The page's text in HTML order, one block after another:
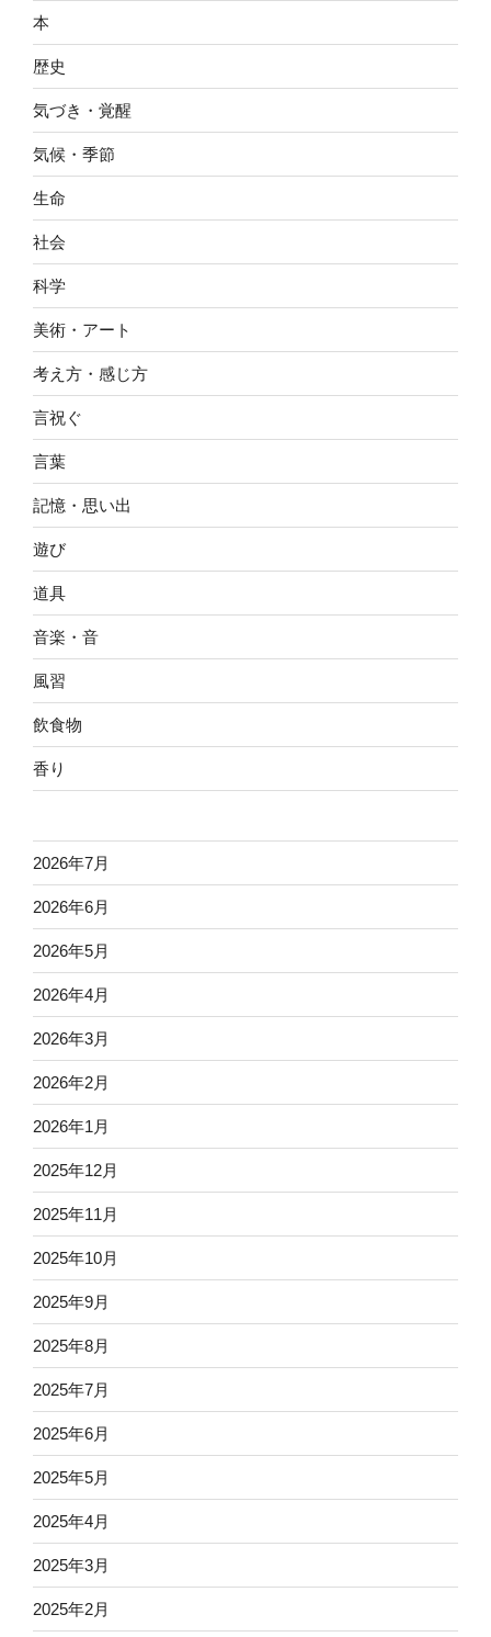
本
歴史
気づき・覚醒
気候・季節
生命
社会
科学
美術・アート
考え方・感じ方
言祝ぐ
言葉
記憶・思い出
遊び
道具
音楽・音
風習
飲食物
香り
2026年7月
2026年6月
2026年5月
2026年4月
2026年3月
2026年2月
2026年1月
2025年12月
2025年11月
2025年10月
2025年9月
2025年8月
2025年7月
2025年6月
2025年5月
2025年4月
2025年3月
2025年2月